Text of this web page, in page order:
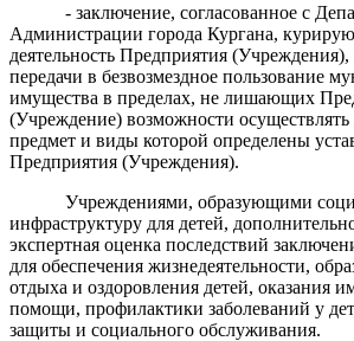
- заключение, согласованное с
Администрации города Кургана,
деятельность Предприятия (Учреждения),
передачи в безвозмездное пользование
имущества в пределах, не лишающих
(Учреждение) возможности осуществлять
предмет и виды которой определены
Предприятия (Учреждения).
Учреждениями, образующими
инфраструктуру для детей,
экспертная оценка последствий
для обеспечения жизнедеятельности,
отдыха и оздоровления детей, оказания
помощи, профилактики заболеваний у
защиты и социального обслуживания.